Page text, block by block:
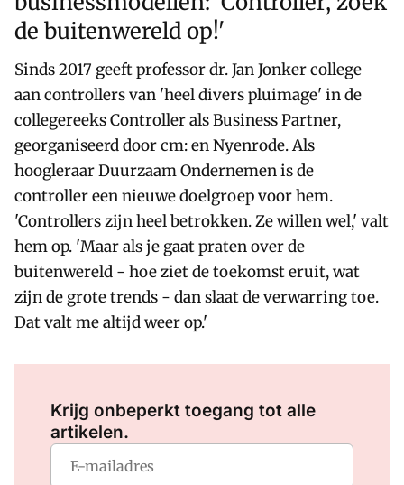
de buitenwereld op!'
Sinds 2017 geeft professor dr. Jan Jonker college
aan controllers van 'heel divers pluimage' in de
collegereeks Controller als Business Partner,
georganiseerd door cm: en Nyenrode. Als
hoogleraar Duurzaam Ondernemen is de
controller een nieuwe doelgroep voor hem.
'Controllers zijn heel betrokken. Ze willen wel,' valt
hem op. 'Maar als je gaat praten over de
buitenwereld - hoe ziet de toekomst eruit, wat
zijn de grote trends - dan slaat de verwarring toe.
Dat valt me altijd weer op.'
Krijg onbeperkt toegang tot alle
artikelen.